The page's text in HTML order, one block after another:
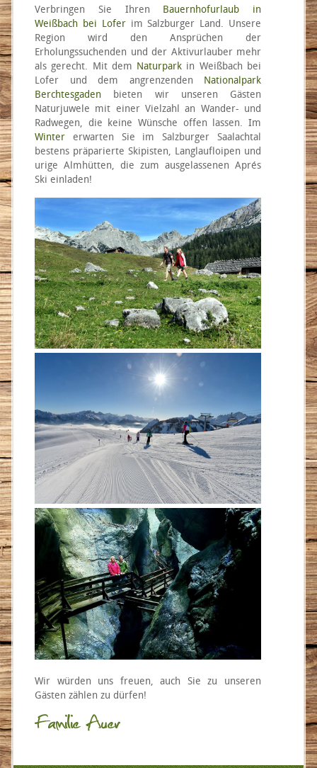
Verbringen Sie Ihren Bauernhofurlaub in
Weißbach bei Loferim Salzburger Land. Unsere
Region wird den Ansprüchen der
Erholungssuchenden und der Aktivurlauber mehr
als gerecht. Mit dem Naturpark in Weißbach bei
Lofer und dem angrenzenden Nationalpark
Berchtesgaden bieten wir unseren Gästen
Naturjuwele mit einer Vielzahl an Wander- und
Radwegen, die keine Wünsche offen lassen. Im
Winter erwarten Sie im Salzburger Saalachtal
bestens präparierte Skipisten, Langlaufloipen und
urige Almhütten, die zum ausgelassenen Aprés
Ski einladen!
Wir würden uns freuen, auch Sie zu unseren
Gästen zählen zu dürfen!